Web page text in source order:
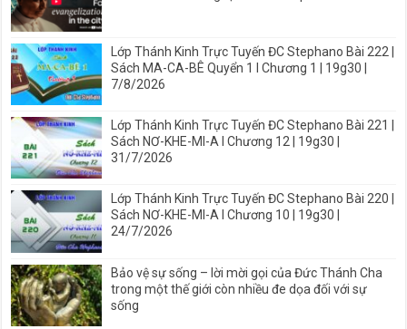
Lớp Thánh Kinh Trực Tuyến ĐC Stephano Bài 222 |
Sách MA-CA-BÊ Quyển 1 I Chương 1 | 19g30 |
7/8/2026
Lớp Thánh Kinh Trực Tuyến ĐC Stephano Bài 221 |
Sách NƠ-KHE-MI-A I Chương 12 | 19g30 |
31/7/2026
Lớp Thánh Kinh Trực Tuyến ĐC Stephano Bài 220 |
Sách NƠ-KHE-MI-A I Chương 10 | 19g30 |
24/7/2026
Bảo vệ sự sống – lời mời gọi của Đức Thánh Cha
trong một thế giới còn nhiều đe dọa đối với sự
sống